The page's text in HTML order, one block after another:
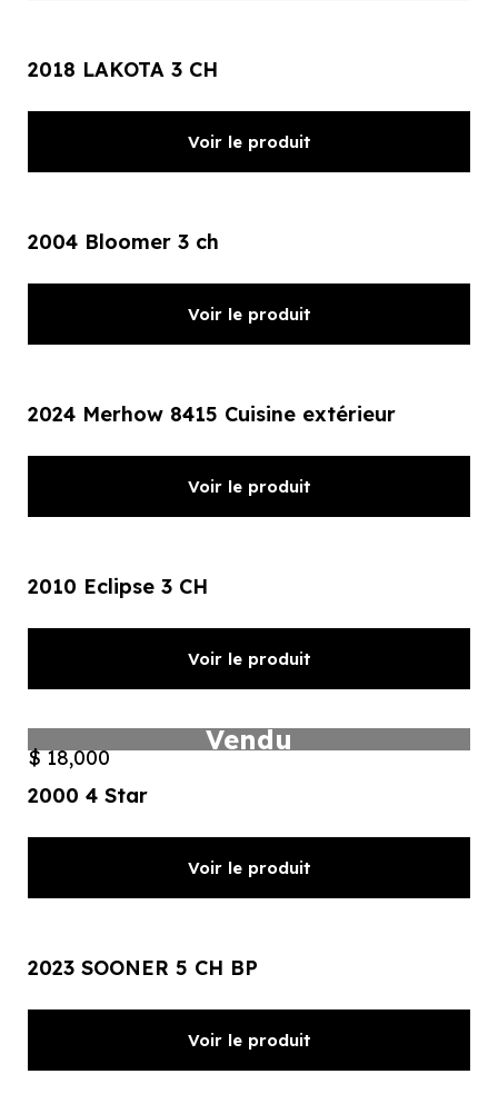
2018 LAKOTA 3 CH
Voir le produit
2004 Bloomer 3 ch
Voir le produit
2024 Merhow 8415 Cuisine extérieur
Voir le produit
2010 Eclipse 3 CH
Voir le produit
Vendu
$ 18,000
2000 4 Star
Voir le produit
2023 SOONER 5 CH BP
Voir le produit